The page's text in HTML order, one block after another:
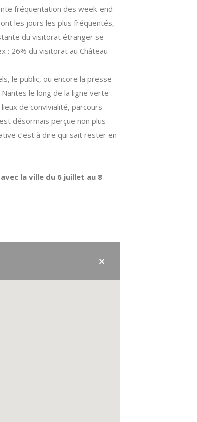
fréquentation des week-end
les jours les plus fréquentés,
du visitorat étranger se
: 26% du visitorat au Château
le public, ou encore la presse
le long de la ligne verte –
de convivialité, parcours
désormais perçue non plus
c’est à dire qui sait rester en
la ville du 6 juillet au 8